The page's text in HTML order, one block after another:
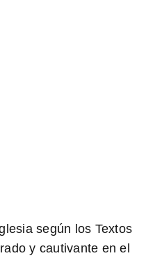
según los Textos
y cautivante en el